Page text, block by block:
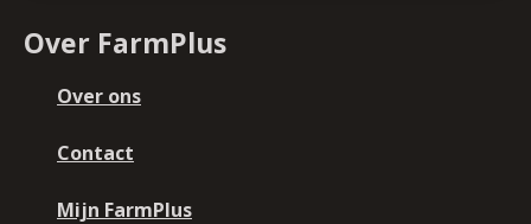
Over FarmPlus
Over ons
Contact
Mijn FarmPlus